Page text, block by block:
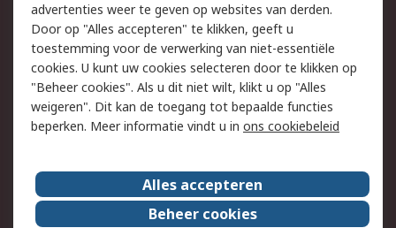
Wettelijk
Cookiebeleid
Email veiligheid
Privacybeleid
Websitevoorwaarden
Algemene
verkoopvoorwaarden
Over RS
RS Group
Over ons
advertenties weer te geven op websites van derden.
Door op "Alles accepteren" te klikken, geeft u
toestemming voor de verwerking van niet-essentiële
cookies. U kunt uw cookies selecteren door te klikken op
"Beheer cookies". Als u dit niet wilt, klikt u op "Alles
weigeren". Dit kan de toegang tot bepaalde functies
beperken. Meer informatie vindt u in ons cookiebeleid
Alles accepteren
Beheer cookies